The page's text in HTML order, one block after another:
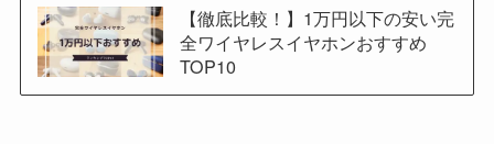
【徹底比較！】1万円以下の安い完
全ワイヤレスイヤホンおすすめ
TOP10